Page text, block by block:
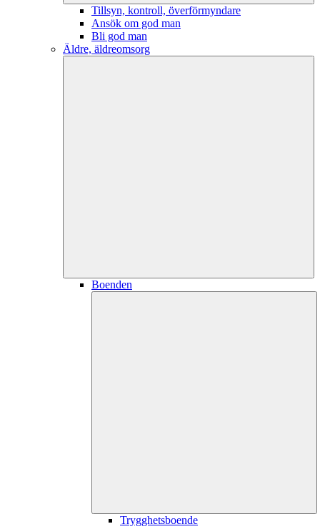
Tillsyn, kontroll, överförmyndare
Ansök om god man
Bli god man
Äldre, äldreomsorg
Boenden
Trygghetsboende